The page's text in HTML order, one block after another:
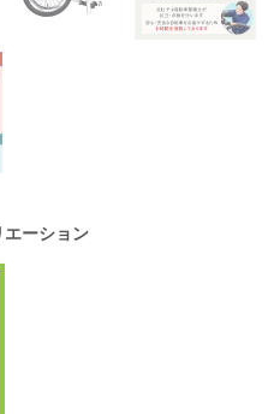
エーション